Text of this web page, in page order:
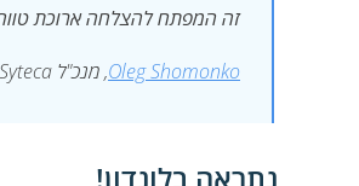
זה המפתח להצלחה ארוכת
Oleg Shomonko, מנכ"ל Syteca